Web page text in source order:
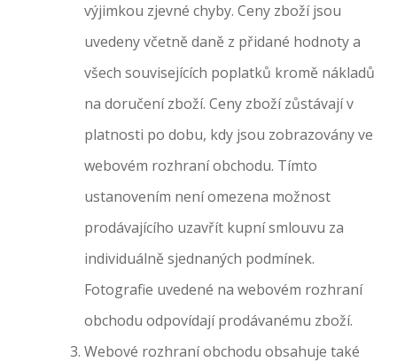
výjimkou zjevné chyby. Ceny zboží jsou
uvedeny včetně daně z přidané hodnoty a
všech souvisejících poplatků kromě nákladů
na doručení zboží. Ceny zboží zůstávají v
platnosti po dobu, kdy jsou zobrazovány ve
webovém rozhraní obchodu. Tímto
ustanovením není omezena možnost
prodávajícího uzavřít kupní smlouvu za
individuálně sjednaných podmínek.
Fotografie uvedené na webovém rozhraní
obchodu odpovídají prodávanému zboží.
Webové rozhraní obchodu obsahuje také